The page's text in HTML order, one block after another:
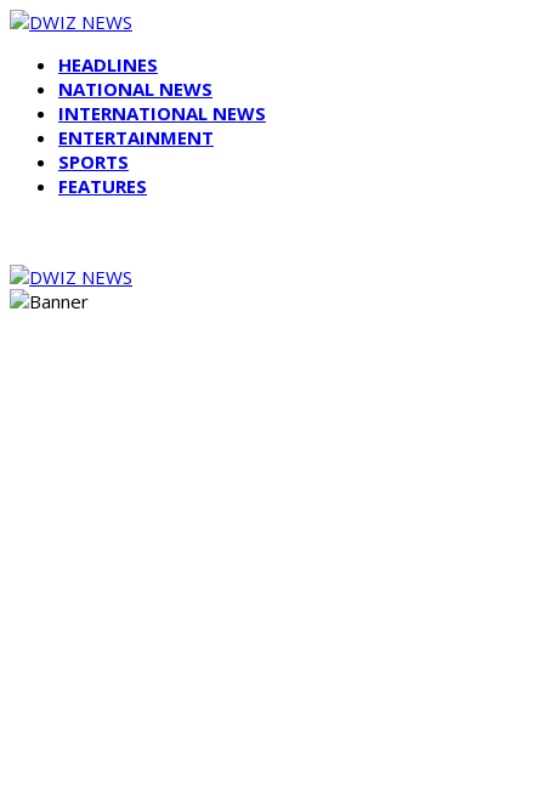
HEADLINES
NATIONAL NEWS
INTERNATIONAL NEWS
ENTERTAINMENT
SPORTS
FEATURES